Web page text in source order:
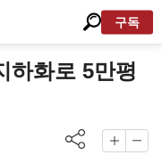
구독
하화로 5만평